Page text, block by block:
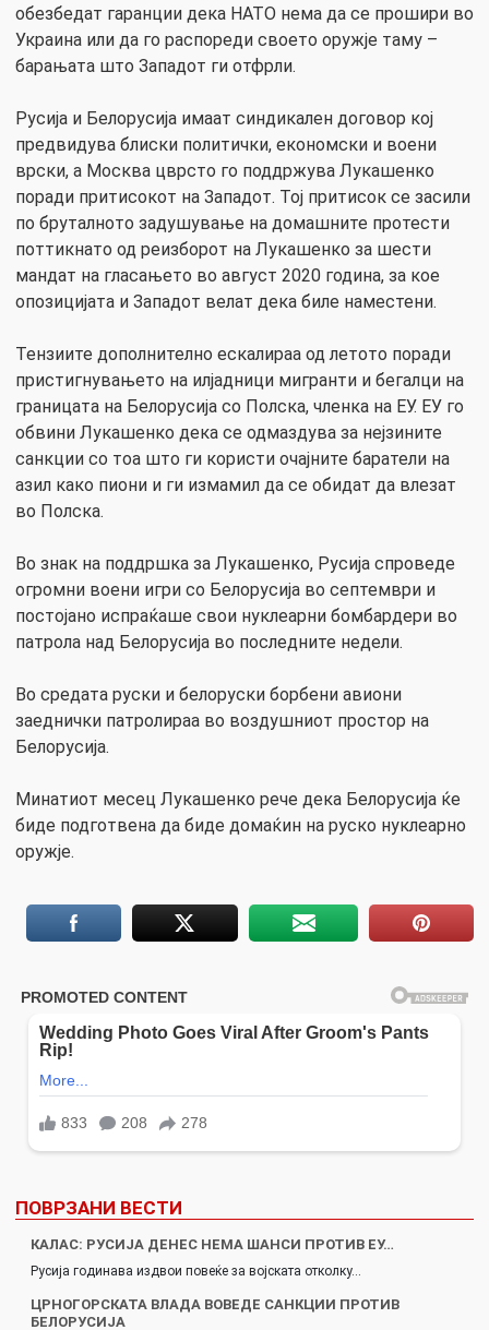
обезбедат гаранции дека НАТО нема да се прошири во
Украина или да го распореди своето оружје таму –
барањата што Западот ги отфрли.
Русија и Белорусија имаат синдикален договор кој
предвидува блиски политички, економски и воени
врски, а Москва цврсто го поддржува Лукашенко
поради притисокот на Западот. Тој притисок се засили
по бруталното задушување на домашните протести
поттикнато од реизборот на Лукашенко за шести
мандат на гласањето во август 2020 година, за кое
опозицијата и Западот велат дека биле наместени.
Тензиите дополнително ескалираа од летото поради
пристигнувањето на илјадници мигранти и бегалци на
границата на Белорусија со Полска, членка на ЕУ. ЕУ го
обвини Лукашенко дека се одмаздува за нејзините
санкции со тоа што ги користи очајните баратели на
азил како пиони и ги измамил да се обидат да влезат
во Полска.
Во знак на поддршка за Лукашенко, Русија спроведе
огромни воени игри со Белорусија во септември и
постојано испраќаше свои нуклеарни бомбардери во
патрола над Белорусија во последните недели.
Во средата руски и белоруски борбени авиони
заеднички патролираа во воздушниот простор на
Белорусија.
Минатиот месец Лукашенко рече дека Белорусија ќе
биде подготвена да биде домаќин на руско нуклеарно
оружје.
ПОВРЗАНИ ВЕСТИ
КАЛАС: РУСИЈА ДЕНЕС НЕМА ШАНСИ ПРОТИВ ЕУ…
Русија годинава издвои повеќе за војската отколку…
ЦРНОГОРСКАТА ВЛАДА ВОВЕДЕ САНКЦИИ ПРОТИВ
БЕЛОРУСИЈА